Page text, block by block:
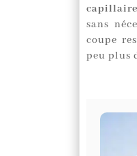
sans
coupe
peu plus